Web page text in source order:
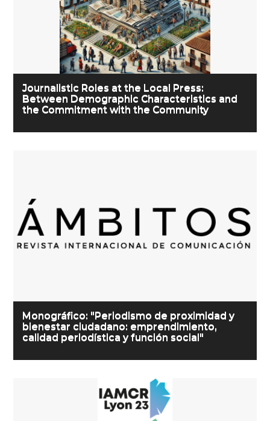
Journalistic Roles at the Local Press:
Between Demographic Characteristics and
the Commitment with the Community
Monográfico: "Periodismo de proximidad y
bienestar ciudadano: emprendimiento,
calidad periodística y función social"